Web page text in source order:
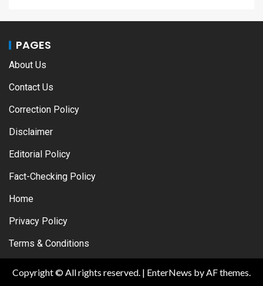
PAGES
About Us
Contact Us
Correction Policy
Disclaimer
Editorial Policy
Fact-Checking Policy
Home
Privacy Policy
Terms & Conditions
Copyright © All rights reserved. | EnterNews by AF themes.